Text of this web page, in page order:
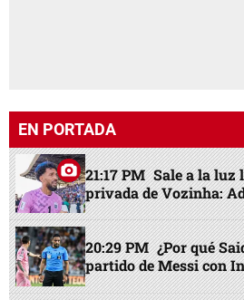
EN PORTADA
21:17 PM Sale a la luz
privada de Vozinha:
20:29 PM ¿Por qué
partido de Messi con